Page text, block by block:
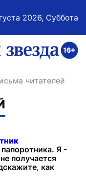
2026, Суббота
главную
Письма читателей
Я -
получается
как